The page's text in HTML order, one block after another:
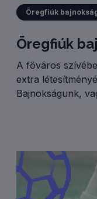
Öregfiúk
Öregfiúk
A főváros
extra
Bajnokságunk,